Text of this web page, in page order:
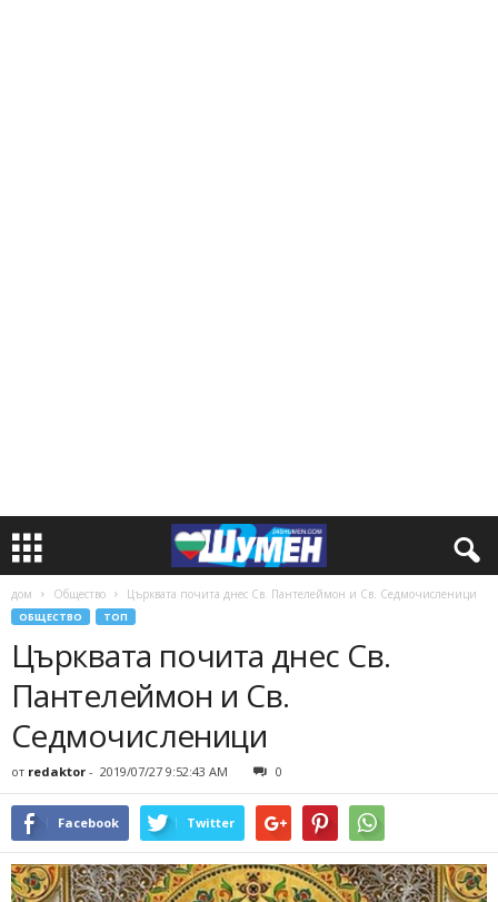
дом Общество Църквата почита днес Св. Пантелеймон и Св. Седмочисленици
ОБЩЕСТВО ТОП
Църквата почита днес Св.
Пантелеймон и Св.
Седмочисленици
от redaktor - 2019/07/27 9:52:43 AM 0
Facebook Twitter